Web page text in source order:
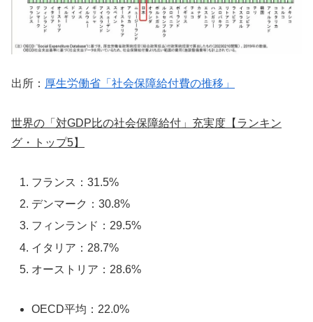
出所： 厚生労働省「社会保障給付費の推移」
世界の「対GDP比の社会保障給付」充実度【ランキン
グ・トップ5】
フランス：31.5%
デンマーク：30.8%
フィンランド：29.5%
イタリア：28.7%
オーストリア：28.6%
OECD平均：22.0%